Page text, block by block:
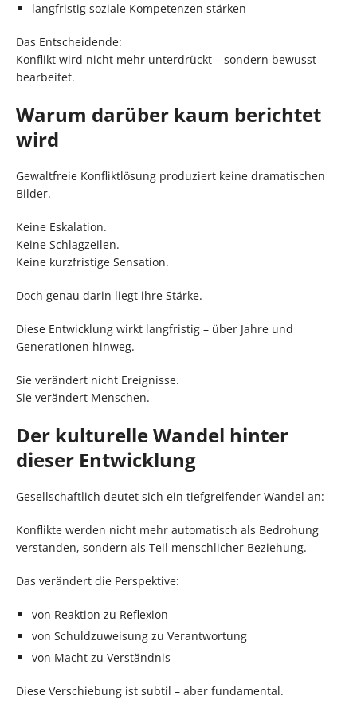
langfristig soziale Kompetenzen stärken
Das Entscheidende:
Konflikt wird nicht mehr unterdrückt – sondern bewusst
bearbeitet.
Warum darüber kaum berichtet
wird
Gewaltfreie Konfliktlösung produziert keine dramatischen
Bilder.
Keine Eskalation.
Keine Schlagzeilen.
Keine kurzfristige Sensation.
Doch genau darin liegt ihre Stärke.
Diese Entwicklung wirkt langfristig – über Jahre und
Generationen hinweg.
Sie verändert nicht Ereignisse.
Sie verändert Menschen.
Der kulturelle Wandel hinter
dieser Entwicklung
Gesellschaftlich deutet sich ein tiefgreifender Wandel an:
Konflikte werden nicht mehr automatisch als Bedrohung
verstanden, sondern als Teil menschlicher Beziehung.
Das verändert die Perspektive:
von Reaktion zu Reflexion
von Schuldzuweisung zu Verantwortung
von Macht zu Verständnis
Diese Verschiebung ist subtil – aber fundamental.